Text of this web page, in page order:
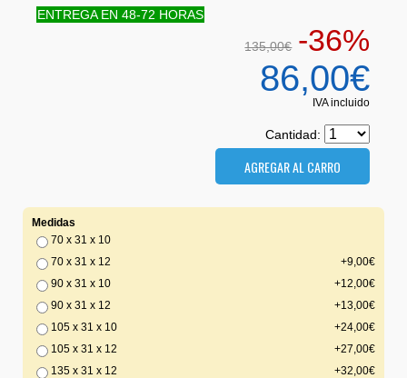
ENTREGA EN 48-72 HORAS
135,00€ -36%
86,00€
IVA incluido
Cantidad:
Medidas
70 x 31 x 10
70 x 31 x 12
+9,00€
90 x 31 x 10
+12,00€
90 x 31 x 12
+13,00€
105 x 31 x 10
+24,00€
105 x 31 x 12
+27,00€
135 x 31 x 12
+32,00€